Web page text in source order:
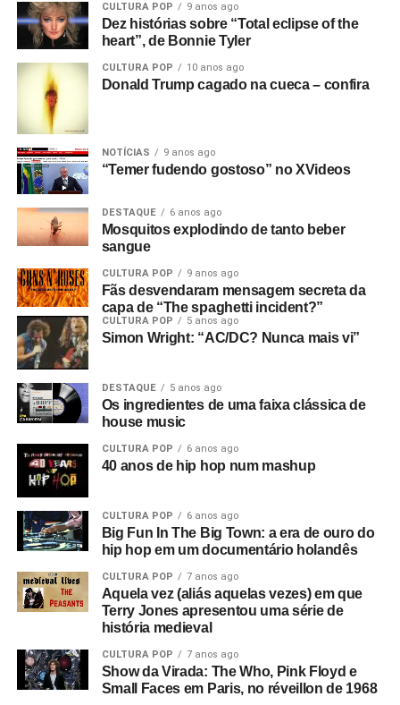
CULTURA POP 9 anos ago
Dez histórias sobre “Total eclipse of the
heart”, de Bonnie Tyler
CULTURA POP 10 anos ago
Donald Trump cagado na cueca – confira
NOTÍCIAS 9 anos ago
“Temer fudendo gostoso” no XVideos
DESTAQUE 6 anos ago
Mosquitos explodindo de tanto beber
sangue
CULTURA POP 9 anos ago
Fãs desvendaram mensagem secreta da
capa de “The spaghetti incident?”
CULTURA POP 5 anos ago
Simon Wright: “AC/DC? Nunca mais vi”
DESTAQUE 5 anos ago
Os ingredientes de uma faixa clássica de
house music
CULTURA POP 6 anos ago
40 anos de hip hop num mashup
CULTURA POP 6 anos ago
Big Fun In The Big Town: a era de ouro do
hip hop em um documentário holandês
CULTURA POP 7 anos ago
Aquela vez (aliás aquelas vezes) em que
Terry Jones apresentou uma série de
história medieval
CULTURA POP 7 anos ago
Show da Virada: The Who, Pink Floyd e
Small Faces em Paris, no réveillon de 1968